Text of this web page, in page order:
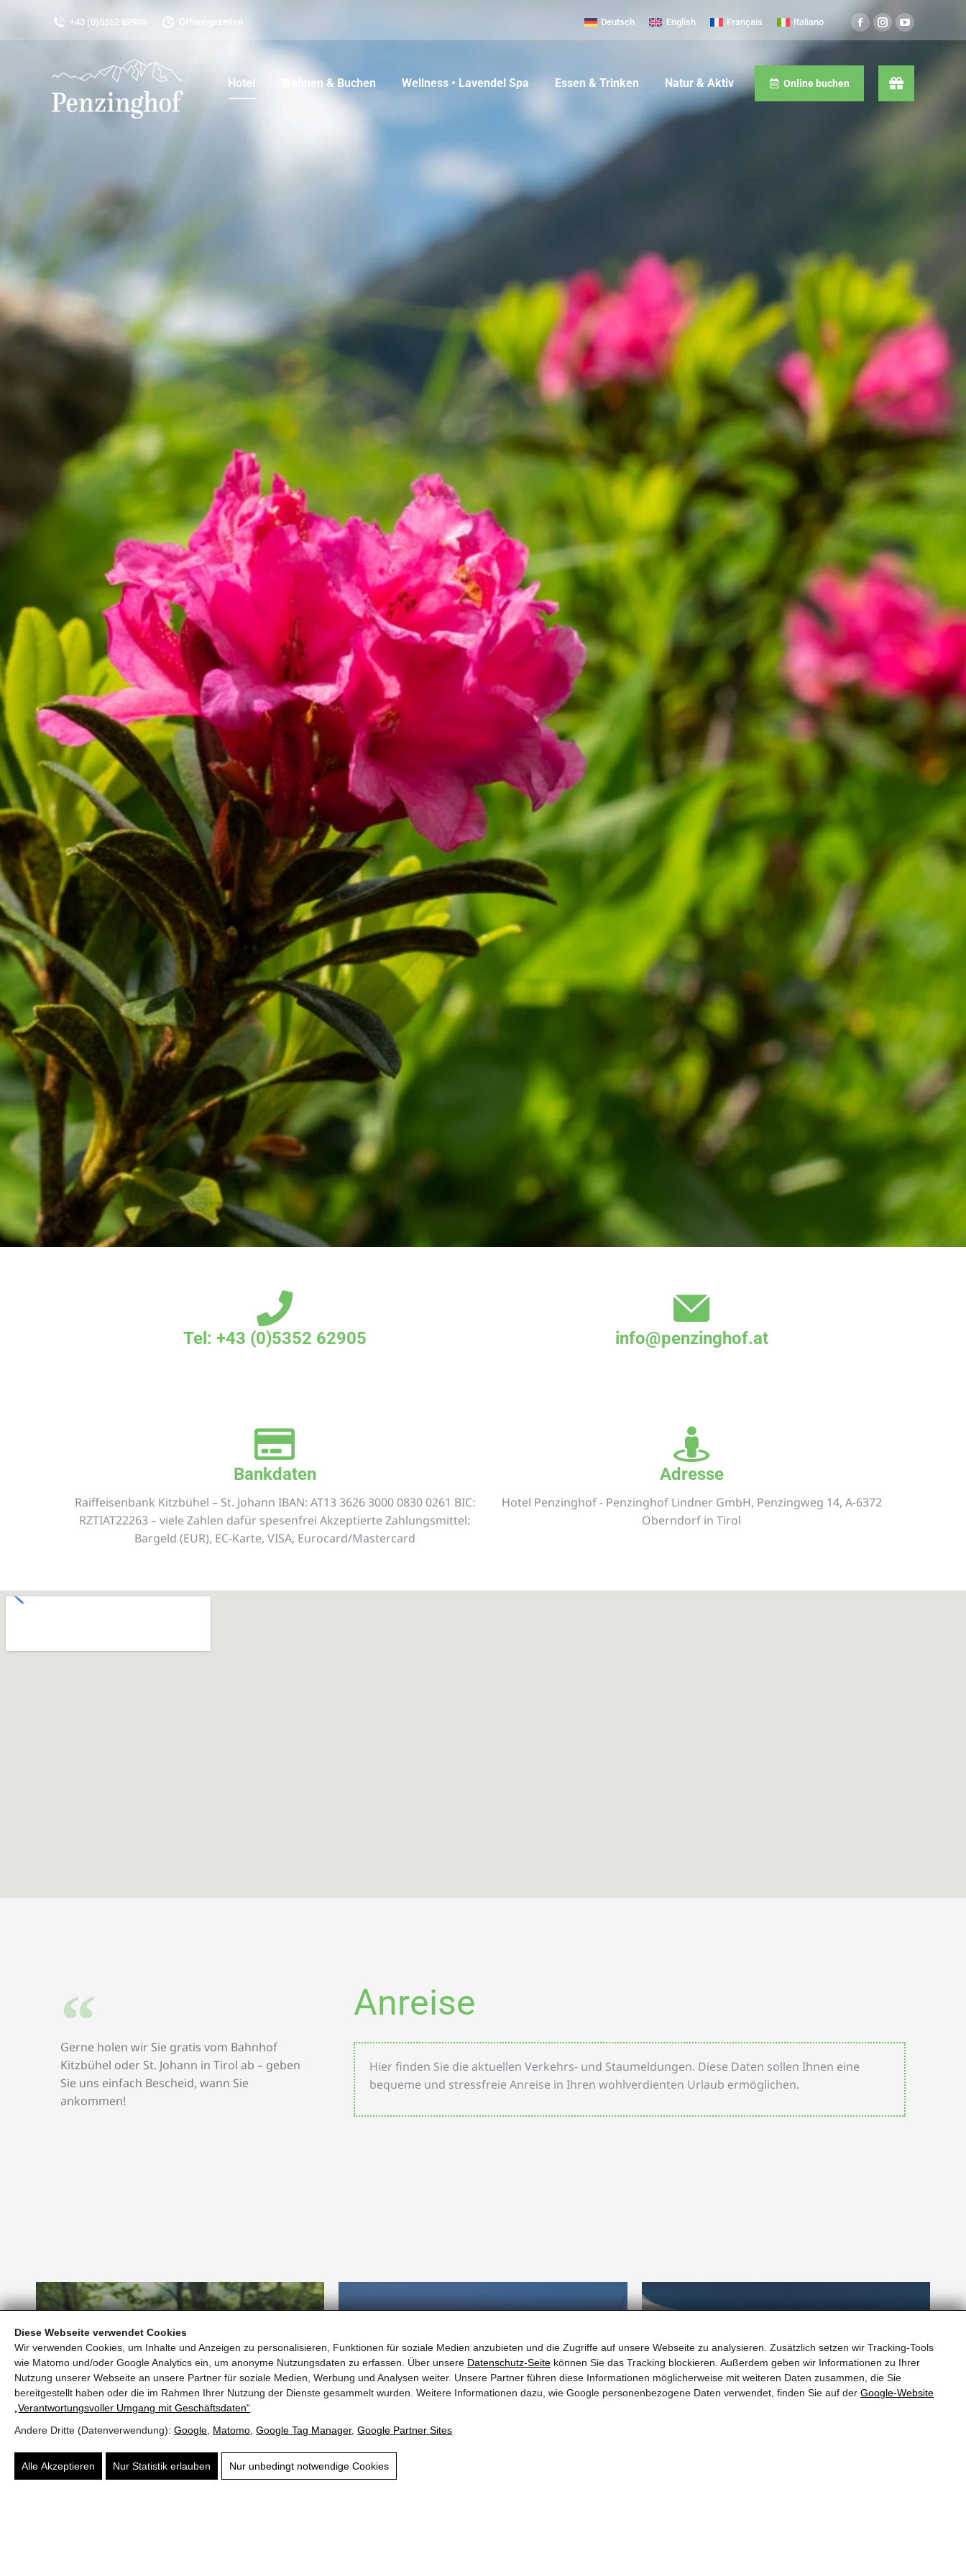
Diese Webseite verwendet Cookies
Wir verwenden Cookies, um Inhalte und Anzeigen zu personalisieren, Funktionen für soziale Medien anzubieten und die Zugriffe auf unsere Webseite zu analysieren. Zusätzlich setzen wir Tracking-Tools
wie Matomo und/oder Google Analytics ein, um anonyme Nutzungsdaten zu erfassen. Über unsere Datenschutz-Seite können Sie das Tracking blockieren. Außerdem geben wir Informationen zu Ihrer
Nutzung unserer Webseite an unsere Partner für soziale Medien, Werbung und Analysen weiter. Unsere Partner führen diese Informationen möglicherweise mit weiteren Daten zusammen, die Sie
bereitgestellt haben oder die im Rahmen Ihrer Nutzung der Dienste gesammelt wurden. Weitere Informationen dazu, wie Google personenbezogene Daten verwendet, finden Sie auf derGoogle‑Website
„Verantwortungsvoller Umgang mit Geschäftsdaten“
Andere Dritte (Datenverwendung):Google Matomo ,Google Tag Manager,Google Partner Sites
Alle Akzeptieren Nur Statistik erlauben Nur unbedingt notwendige Cookies
+43 (0)5352 62905 Öffnungszeiten Deutsch English Français Italiano
Hotel Wohnen & Buchen Wellness • Lavendel Spa Essen & Trinken Natur & Aktiv Online buchen
Tel: +43 (0)5352 62905 info@penzinghof.at
Bankdaten
Raiffeisenbank Kitzbühel – St. Johann IBAN: AT13 3626 3000 0830 0261 BIC:
RZTIAT22263 – viele Zahlen dafür spesenfrei Akzeptierte Zahlungsmittel:
Bargeld (EUR), EC-Karte, VISA, Eurocard/Mastercard
Adresse
Hotel Penzinghof - Penzinghof Lindner GmbH, Penzingweg 14, A-6372
Oberndorf in Tirol
Gerne holen wir Sie gratis vom Bahnhof
Kitzbühel oder St. Johann in Tirol ab – geben
Sie uns einfach Bescheid, wann Sie
ankommen!
Anreise
Hier finden Sie die aktuellen Verkehrs- und Staumeldungen. Diese Daten sollen Ihnen eine
bequeme und stressfreie Anreise in Ihren wohlverdienten Urlaub ermöglichen.
Auto
Anreise über Kufstein Süd, via Eiberg (173) und
Bundesstraße 178; von Innsbruck (90 km) über
Inntalautobahn A 12, Ausfahrt Wörgl Ost,
Bundesstraße 178; von Salzburg (60 km) über A1
oder A10 bis Ausfahrt Salzburg West oder
Ausfahrt Bad Reichenhall (A8), Bundesstraße 21
Bahn
vom Hotel entfernt) | Schnellzugstation St.
Johann / Tirol (4 km) | Schnellzugstation
Kitzbühel (5 km) | Gerne holen wir Sie gratis vom
wann Sie ankommen!
Flugzeug
München sind einfach zu meistern – und auf
Wunsch organisieren wir Ihnen einen Transfer
vom Flughafen. Flughafen Innsbruck: 96 km |